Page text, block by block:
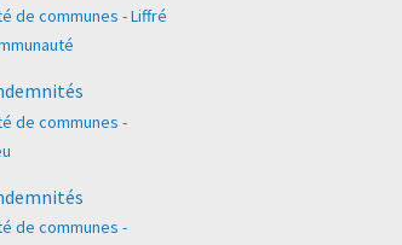
de communes - Liffré
de communes -
de communes -